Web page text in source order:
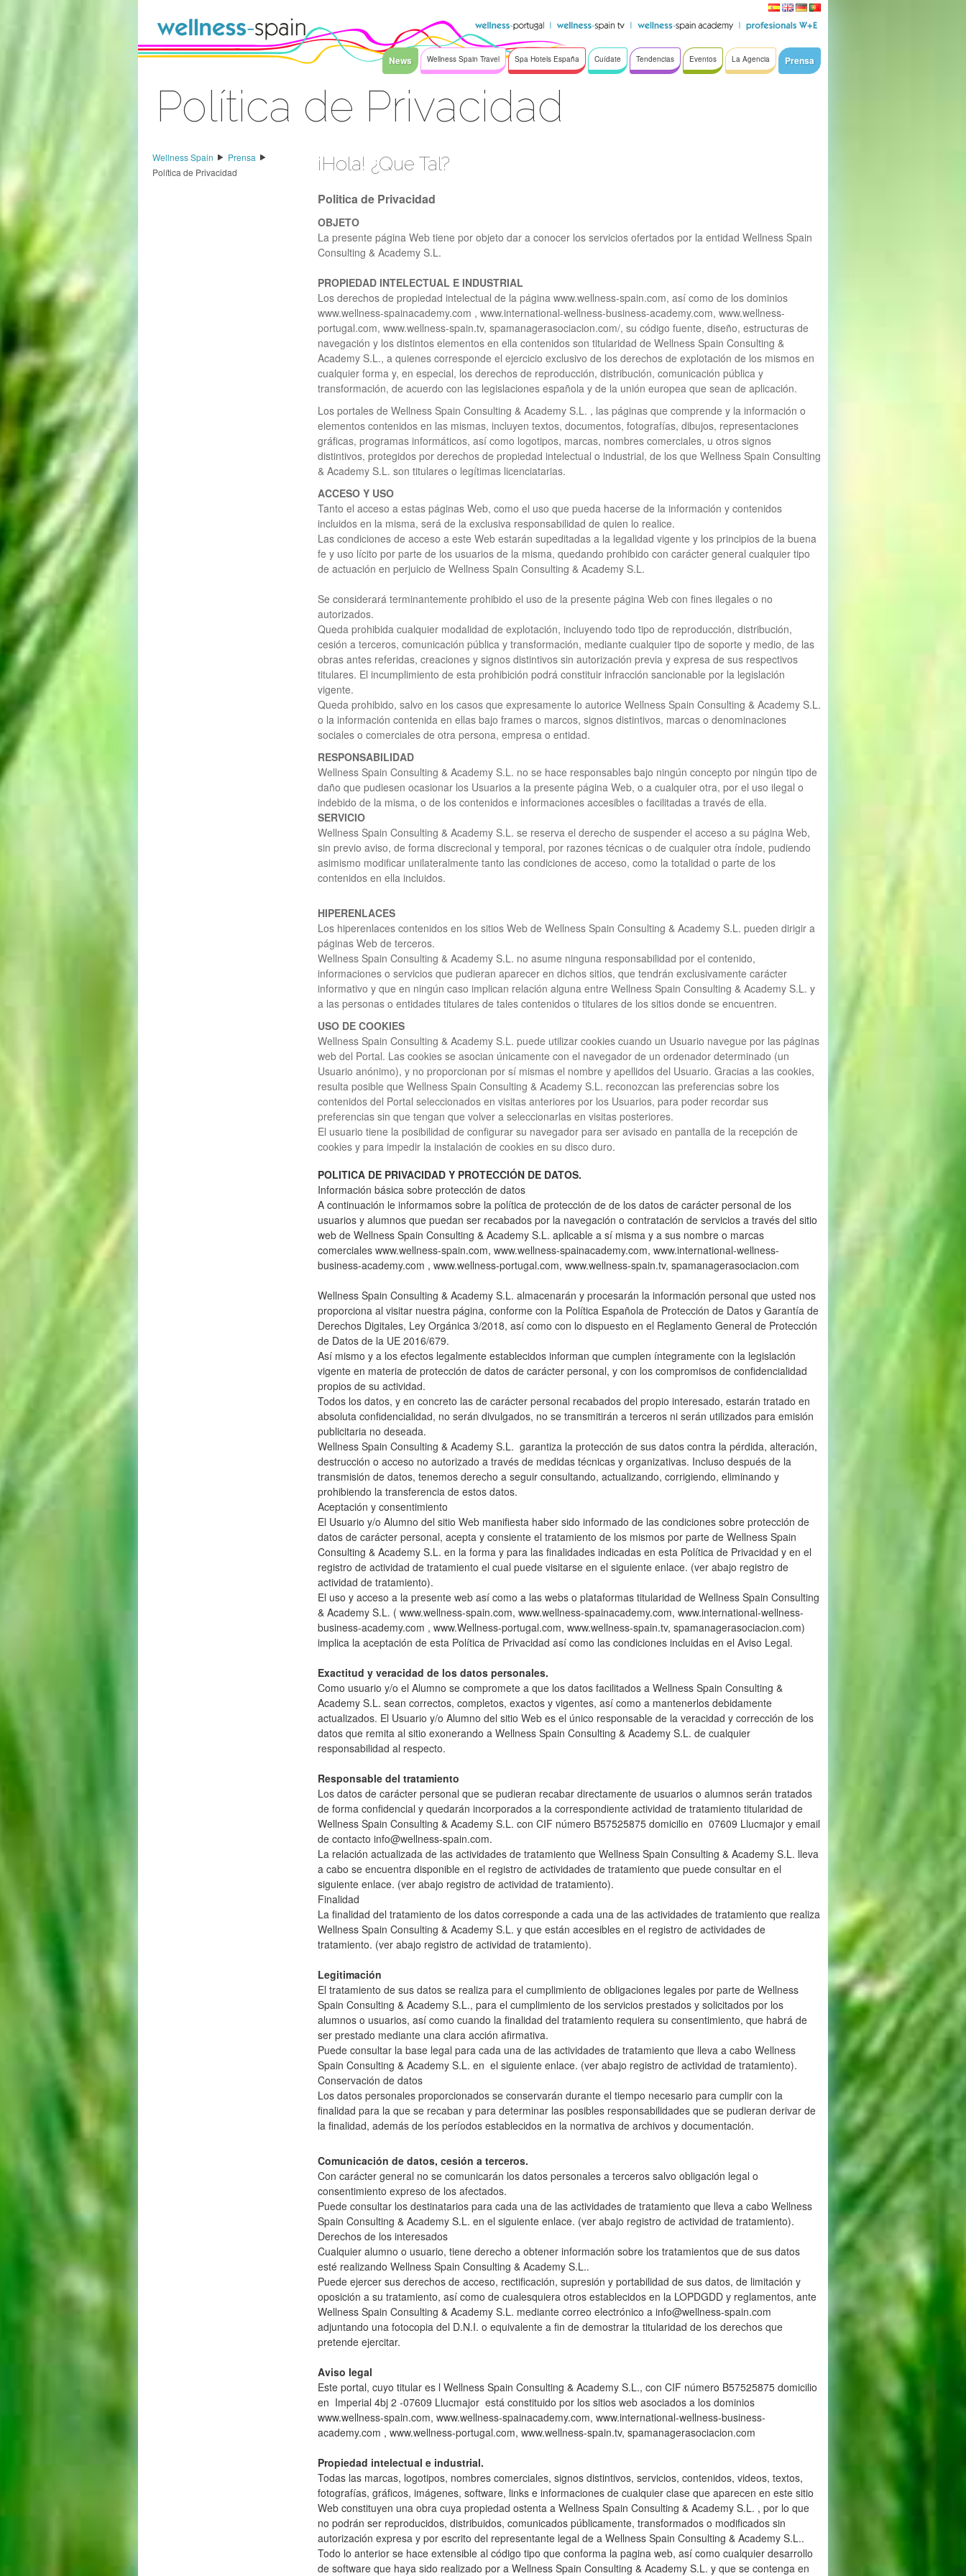
News Wellness Spain Travel Spa Hotels España Cuídate Tendencias Eventos La Agencia Prensa
Política de Privacidad
Wellness Spain
Prensa
Política de Privacidad
¡Hola! ¿Que Tal?
Politica de Privacidad
OBJETO
La presente página Web tiene por objeto dar a conocer los servicios ofertados por la entidad Wellness Spain
Consulting & Academy S.L.
PROPIEDAD INTELECTUAL E INDUSTRIAL
Los derechos de propiedad intelectual de la página www.wellness-spain.com, así como de los dominios
www.wellness-spainacademy.com , www.international-wellness-business-academy.com, www.wellness-
portugal.com, www.wellness-spain.tv, spamanagerasociacion.com/, su código fuente, diseño, estructuras de
navegación y los distintos elementos en ella contenidos son titularidad de Wellness Spain Consulting &
Academy S.L., a quienes corresponde el ejercicio exclusivo de los derechos de explotación de los mismos en
cualquier forma y, en especial, los derechos de reproducción, distribución, comunicación pública y
transformación, de acuerdo con las legislaciones española y de la unión europea que sean de aplicación.
Los portales de Wellness Spain Consulting & Academy S.L. , las páginas que comprende y la información o
elementos contenidos en las mismas, incluyen textos, documentos, fotografías, dibujos, representaciones
gráficas, programas informáticos, así como logotipos, marcas, nombres comerciales, u otros signos
distintivos, protegidos por derechos de propiedad intelectual o industrial, de los que Wellness Spain Consulting
& Academy S.L. son titulares o legítimas licenciatarias.
ACCESO Y USO
Tanto el acceso a estas páginas Web, como el uso que pueda hacerse de la información y contenidos
incluidos en la misma, será de la exclusiva responsabilidad de quien lo realice.
Las condiciones de acceso a este Web estarán supeditadas a la legalidad vigente y los principios de la buena
fe y uso lícito por parte de los usuarios de la misma, quedando prohibido con carácter general cualquier tipo
de actuación en perjuicio de Wellness Spain Consulting & Academy S.L.
Se considerará terminantemente prohibido el uso de la presente página Web con fines ilegales o no
autorizados.
Queda prohibida cualquier modalidad de explotación, incluyendo todo tipo de reproducción, distribución,
cesión a terceros, comunicación pública y transformación, mediante cualquier tipo de soporte y medio, de las
obras antes referidas, creaciones y signos distintivos sin autorización previa y expresa de sus respectivos
titulares. El incumplimiento de esta prohibición podrá constituir infracción sancionable por la legislación
vigente.
Queda prohibido, salvo en los casos que expresamente lo autorice Wellness Spain Consulting & Academy S.L.
o la información contenida en ellas bajo frames o marcos, signos distintivos, marcas o denominaciones
sociales o comerciales de otra persona, empresa o entidad.
RESPONSABILIDAD
Wellness Spain Consulting & Academy S.L. no se hace responsables bajo ningún concepto por ningún tipo de
daño que pudiesen ocasionar los Usuarios a la presente página Web, o a cualquier otra, por el uso ilegal o
indebido de la misma, o de los contenidos e informaciones accesibles o facilitadas a través de ella.
SERVICIO
Wellness Spain Consulting & Academy S.L. se reserva el derecho de suspender el acceso a su página Web,
sin previo aviso, de forma discrecional y temporal, por razones técnicas o de cualquier otra índole, pudiendo
asimismo modificar unilateralmente tanto las condiciones de acceso, como la totalidad o parte de los
contenidos en ella incluidos.
HIPERENLACES
Los hiperenlaces contenidos en los sitios Web de Wellness Spain Consulting & Academy S.L. pueden dirigir a
páginas Web de terceros.
Wellness Spain Consulting & Academy S.L. no asume ninguna responsabilidad por el contenido,
informaciones o servicios que pudieran aparecer en dichos sitios, que tendrán exclusivamente carácter
informativo y que en ningún caso implican relación alguna entre Wellness Spain Consulting & Academy S.L. y
a las personas o entidades titulares de tales contenidos o titulares de los sitios donde se encuentren.
USO DE COOKIES
Wellness Spain Consulting & Academy S.L. puede utilizar cookies cuando un Usuario navegue por las páginas
web del Portal. Las cookies se asocian únicamente con el navegador de un ordenador determinado (un
Usuario anónimo), y no proporcionan por sí mismas el nombre y apellidos del Usuario. Gracias a las cookies,
resulta posible que Wellness Spain Consulting & Academy S.L. reconozcan las preferencias sobre los
contenidos del Portal seleccionados en visitas anteriores por los Usuarios, para poder recordar sus
preferencias sin que tengan que volver a seleccionarlas en visitas posteriores.
El usuario tiene la posibilidad de configurar su navegador para ser avisado en pantalla de la recepción de
cookies y para impedir la instalación de cookies en su disco duro.
POLITICA DE PRIVACIDAD Y PROTECCIÓN DE DATOS.
Información básica sobre protección de datos
A continuación le informamos sobre la política de protección de de los datos de carácter personal de los
usuarios y alumnos que puedan ser recabados por la navegación o contratación de servicios a través del sitio
web de Wellness Spain Consulting & Academy S.L. aplicable a sí misma y a sus nombre o marcas
comerciales www.wellness-spain.com, www.wellness-spainacademy.com, www.international-wellness-
business-academy.com , www.wellness-portugal.com, www.wellness-spain.tv, spamanagerasociacion.com
Wellness Spain Consulting & Academy S.L. almacenarán y procesarán la información personal que usted nos
proporciona al visitar nuestra página, conforme con la Política Española de Protección de Datos y Garantía de
Derechos Digitales, Ley Orgánica 3/2018, así como con lo dispuesto en el Reglamento General de Protección
de Datos de la UE 2016/679.
Así mismo y a los efectos legalmente establecidos informan que cumplen íntegramente con la legislación
vigente en materia de protección de datos de carácter personal, y con los compromisos de confidencialidad
propios de su actividad.
Todos los datos, y en concreto las de carácter personal recabados del propio interesado, estarán tratado en
absoluta confidencialidad, no serán divulgados, no se transmitirán a terceros ni serán utilizados para emisión
publicitaria no deseada.
Wellness Spain Consulting & Academy S.L. garantiza la protección de sus datos contra la pérdida, alteración,
destrucción o acceso no autorizado a través de medidas técnicas y organizativas. Incluso después de la
transmisión de datos, tenemos derecho a seguir consultando, actualizando, corrigiendo, eliminando y
prohibiendo la transferencia de estos datos.
Aceptación y consentimiento
El Usuario y/o Alumno del sitio Web manifiesta haber sido informado de las condiciones sobre protección de
datos de carácter personal, acepta y consiente el tratamiento de los mismos por parte de Wellness Spain
Consulting & Academy S.L. en la forma y para las finalidades indicadas en esta Política de Privacidad y en el
registro de actividad de tratamiento el cual puede visitarse en el siguiente enlace. (ver abajo registro de
actividad de tratamiento).
El uso y acceso a la presente web así como a las webs o plataformas titularidad de Wellness Spain Consulting
& Academy S.L. ( www.wellness-spain.com, www.wellness-spainacademy.com, www.international-wellness-
business-academy.com , www.Wellness-portugal.com, www.wellness-spain.tv, spamanagerasociacion.com)
implica la aceptación de esta Política de Privacidad así como las condiciones incluidas en el Aviso Legal.
Exactitud y veracidad de los datos personales.
Como usuario y/o el Alumno se compromete a que los datos facilitados a Wellness Spain Consulting &
Academy S.L. sean correctos, completos, exactos y vigentes, así como a mantenerlos debidamente
actualizados. El Usuario y/o Alumno del sitio Web es el único responsable de la veracidad y corrección de los
datos que remita al sitio exonerando a Wellness Spain Consulting & Academy S.L. de cualquier
responsabilidad al respecto.
Responsable del tratamiento
Los datos de carácter personal que se pudieran recabar directamente de usuarios o alumnos serán tratados
de forma confidencial y quedarán incorporados a la correspondiente actividad de tratamiento titularidad de
Wellness Spain Consulting & Academy S.L. con CIF número B57525875 domicilio en 07609 Llucmajor y email
de contacto info@wellness-spain.com.
La relación actualizada de las actividades de tratamiento que Wellness Spain Consulting & Academy S.L. lleva
a cabo se encuentra disponible en el registro de actividades de tratamiento que puede consultar en el
siguiente enlace. (ver abajo registro de actividad de tratamiento).
Finalidad
La finalidad del tratamiento de los datos corresponde a cada una de las actividades de tratamiento que realiza
Wellness Spain Consulting & Academy S.L. y que están accesibles en el registro de actividades de
tratamiento. (ver abajo registro de actividad de tratamiento).
Legitimación
El tratamiento de sus datos se realiza para el cumplimiento de obligaciones legales por parte de Wellness
Spain Consulting & Academy S.L., para el cumplimiento de los servicios prestados y solicitados por los
alumnos o usuarios, así como cuando la finalidad del tratamiento requiera su consentimiento, que habrá de
ser prestado mediante una clara acción afirmativa.
Puede consultar la base legal para cada una de las actividades de tratamiento que lleva a cabo Wellness
Spain Consulting & Academy S.L. en el siguiente enlace. (ver abajo registro de actividad de tratamiento).
Conservación de datos
Los datos personales proporcionados se conservarán durante el tiempo necesario para cumplir con la
finalidad para la que se recaban y para determinar las posibles responsabilidades que se pudieran derivar de
la finalidad, además de los períodos establecidos en la normativa de archivos y documentación.
Comunicación de datos, cesión a terceros.
Con carácter general no se comunicarán los datos personales a terceros salvo obligación legal o
consentimiento expreso de los afectados.
Puede consultar los destinatarios para cada una de las actividades de tratamiento que lleva a cabo Wellness
Spain Consulting & Academy S.L. en el siguiente enlace. (ver abajo registro de actividad de tratamiento).
Derechos de los interesados
Cualquier alumno o usuario, tiene derecho a obtener información sobre los tratamientos que de sus datos
esté realizando Wellness Spain Consulting & Academy S.L..
Puede ejercer sus derechos de acceso, rectificación, supresión y portabilidad de sus datos, de limitación y
oposición a su tratamiento, así como de cualesquiera otros establecidos en la LOPDGDD y reglamentos, ante
Wellness Spain Consulting & Academy S.L. mediante correo electrónico a info@wellness-spain.com
adjuntando una fotocopia del D.N.I. o equivalente a fin de demostrar la titularidad de los derechos que
pretende ejercitar.
Aviso legal
Este portal, cuyo titular es l Wellness Spain Consulting & Academy S.L., con CIF número B57525875 domicilio
en Imperial 4bj 2 -07609 Llucmajor está constituido por los sitios web asociados a los dominios
www.wellness-spain.com, www.wellness-spainacademy.com, www.international-wellness-business-
academy.com , www.wellness-portugal.com, www.wellness-spain.tv, spamanagerasociacion.com
Propiedad intelectual e industrial.
Todas las marcas, logotipos, nombres comerciales, signos distintivos, servicios, contenidos, videos, textos,
fotografías, gráficos, imágenes, software, links e informaciones de cualquier clase que aparecen en este sitio
Web constituyen una obra cuya propiedad ostenta a Wellness Spain Consulting & Academy S.L. , por lo que
no podrán ser reproducidos, distribuidos, comunicados públicamente, transformados o modificados sin
autorización expresa y por escrito del representante legal de a Wellness Spain Consulting & Academy S.L..
Todo lo anterior se hace extensible al código tipo que conforma la pagina web, así como cualquier desarrollo
de software que haya sido realizado por a Wellness Spain Consulting & Academy S.L. y que se contenga en